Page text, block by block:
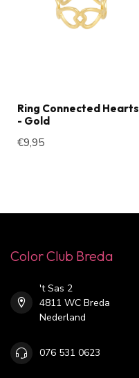
Ring Connected Hearts
- Gold
€9,95
Color Club Breda
't Sas 2
4811 WC Breda
Nederland
076 531 0623